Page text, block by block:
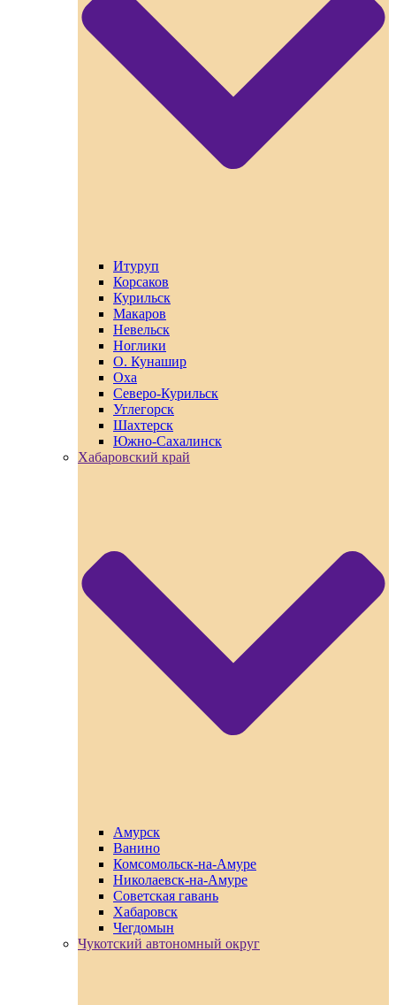
Итуруп
Корсаков
Курильск
Макаров
Невельск
Ноглики
О. Кунашир
Оха
Северо-Курильск
Углегорск
Шахтерск
Южно-Сахалинск
Хабаровский край
Амурск
Ванино
Комсомольск-на-Амуре
Николаевск-на-Амуре
Советская гавань
Хабаровск
Чегдомын
Чукотский автономный округ